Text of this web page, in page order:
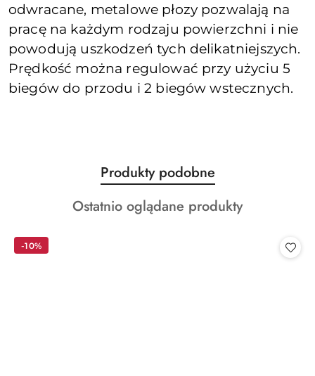
odwracane, metalowe płozy pozwalają na
pracę na każdym rodzaju powierzchni i nie
powodują uszkodzeń tych delikatniejszych.
Prędkość można regulować przy użyciu 5
biegów do przodu i 2 biegów wstecznych.
Pomiń karuzelę produktów
Produkty
o
statusie:
Produkty podobne
Produkty
Ostatnio oglądane produkty
-10%